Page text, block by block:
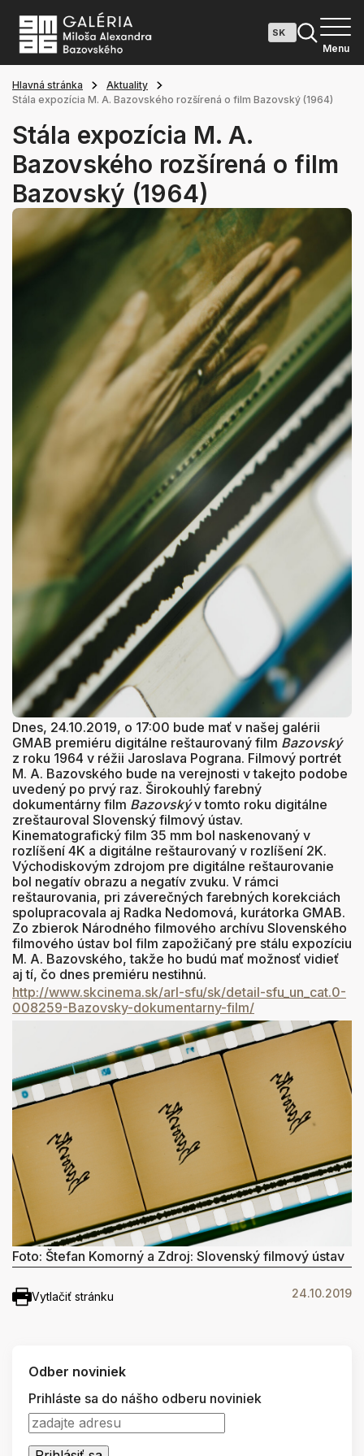
Menu
Hlavná stránka
Aktuality
Stála expozícia M. A. Bazovského rozšírená o film Bazovský (1964)
Stála expozícia M. A.
Bazovského rozšírená o film
Bazovský (1964)
Dnes, 24.10.2019, o 17:00 bude mať v našej galérii
GMAB premiéru digitálne reštaurovaný film Bazovský
z roku 1964 v réžii Jaroslava Pograna. Filmový portrét
M. A. Bazovského bude na verejnosti v takejto podobe
uvedený po prvý raz. Širokouhlý farebný
dokumentárny film Bazovskýv tomto roku digitálne
zreštauroval Slovenský filmový ústav.
Kinematografický film 35 mm bol naskenovaný v
rozlíšení 4K a digitálne reštaurovaný v rozlíšení 2K.
Východiskovým zdrojom pre digitálne reštaurovanie
bol negatív obrazu a negatív zvuku. V rámci
reštaurovania, pri záverečných farebných korekciách
spolupracovala aj Radka Nedomová, kurátorka GMAB.
Zo zbierok Národného filmového archívu Slovenského
filmového ústav bol film zapožičaný pre stálu expozíciu
M. A. Bazovského, takže ho budú mať možnosť vidieť
aj tí, čo dnes premiéru nestihnú.
http://www.skcinema.sk/arl-sfu/sk/detail-sfu_un_cat.0-
008259-Bazovsky-dokumentarny-film/
Foto: Štefan Komorný a Zdroj: Slovenský filmový ústav
Vytlačiť stránku 24.10.2019
Odber noviniek
Prihláste sa do nášho odberu noviniek